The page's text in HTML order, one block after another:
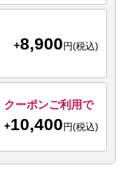
+8,900円(税込)
クーポンご利用で
+10,400 円(税込)